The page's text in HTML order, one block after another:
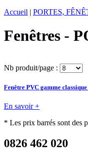
Accueil | PORTES,
Fenêtres -
Nb produit/page :
Fenêtre PVC gamme
En savoir +
* Les prix barrés sont des
0826 462 020